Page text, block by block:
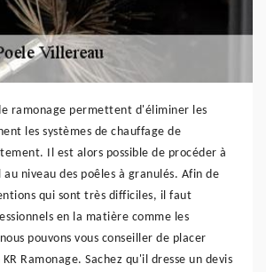
ramonage permettent d'éliminer les
les systèmes de chauffage de
Il est alors possible de procéder à
niveau des poêles à granulés. Afin de
qui sont très difficiles, il faut
en la matière comme les
pouvons vous conseiller de placer
Ramonage. Sachez qu'il dresse un devis